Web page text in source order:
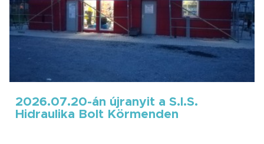
2026.07.20-án újranyit a S.I.S.
Hidraulika Bolt Körmenden